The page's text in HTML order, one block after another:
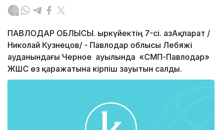
ПАВЛОДАР ОБЛЫСЫ. Қыркүйектің 7-сі. ҚазАқпарат /
Николай Кузнецов/ - Павлодар облысы Лебяжі
ауданындағы Черное ауылында «СМП-Павлодар»
ЖШС өз қаражатына кірпіш зауытын салды.